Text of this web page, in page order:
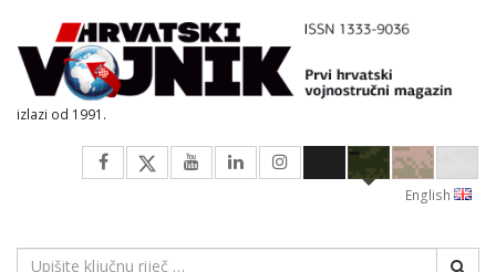
izlazi od 1991.
English